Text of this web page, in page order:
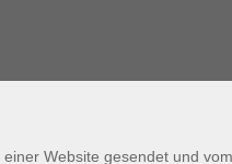
Website gesendet und